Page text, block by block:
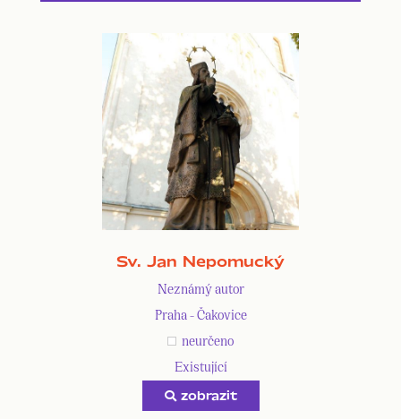
Sv. Jan Nepomucký
Neznámý autor
Praha - Čakovice
neurčeno
Existující
zobrazit